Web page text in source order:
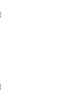
wp-
wp-